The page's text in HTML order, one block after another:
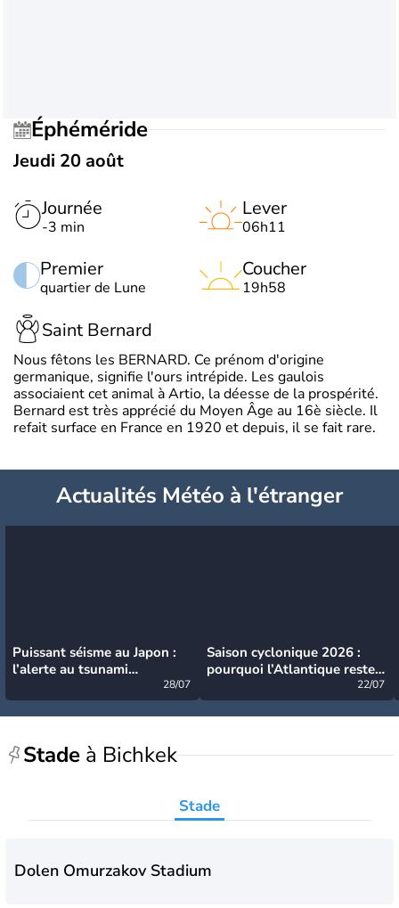
Éphéméride
Jeudi 20 août
Journée
-3 min
Premier
quartier de Lune
Lever
06h11
Coucher
19h58
Saint Bernard
Nous fêtons les BERNARD. Ce prénom d'origine
germanique, signifie l'ours intrépide. Les gaulois
associaient cet animal à Artio, la déesse de la prospérité.
Bernard est très apprécié du Moyen Âge au 16è siècle. Il
refait surface en France en 1920 et depuis, il se fait rare.
Actualités Météo à l'étranger
Puissant séisme au Japon :
l’alerte au tsunami
28/07
Saison cyclonique 2026 :
pourquoi l’Atlantique reste
22/07
Stade à Bichkek
Stade
Dolen Omurzakov Stadium